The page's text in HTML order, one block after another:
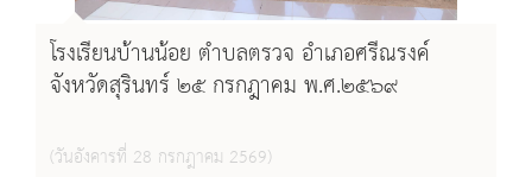
โรงเรียนบ้านน้อย ตำบลตรวจ อำเภอศรีณรงค์
จังหวัดสุรินทร์ ๒๕ กรกฎาคม พ.ศ.๒๕๖๙
(วันอังคารที่ 28 กรกฎาคม 2569)